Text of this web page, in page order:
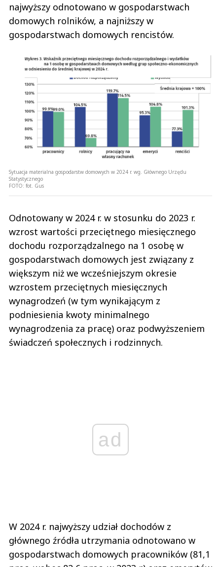
najwyższy odnotowano w gospodarstwach
domowych rolników, a najniższy w
gospodarstwach domowych rencistów.
Sytuacja materialna gospodarstw domowych w 2024 r. wg. Głównego Urzędu
Statystycznego
FOTO: fot. Gus
Odnotowany w 2024 r. w stosunku do 2023 r.
wzrost wartości przeciętnego miesięcznego
dochodu rozporządzalnego na 1 osobę w
gospodarstwach domowych jest związany z
większym niż we wcześniejszym okresie
wzrostem przeciętnych miesięcznych
wynagrodzeń (w tym wynikającym z
podniesienia kwoty minimalnego
wynagrodzenia za pracę) oraz podwyższeniem
świadczeń społecznych i rodzinnych.
ad
W 2024 r. najwyższy udział dochodów z
głównego źródła utrzymania odnotowano w
gospodarstwach domowych pracowników (81,1